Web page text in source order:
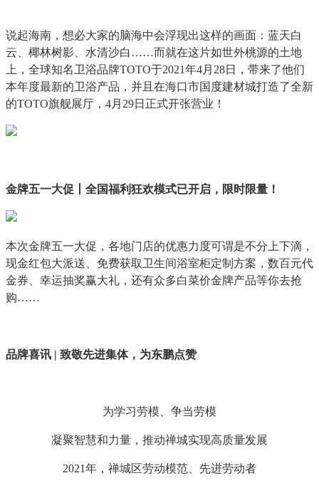
说起海南，想必大家的脑海中会浮现出这样的画面：蓝天白
云、椰林树影、水清沙白……而就在这片如世外桃源的土地
上，全球知名卫浴品牌TOTO于2021年4月28日，带来了他们
本年度最新的卫浴产品，并且在海口市国度建材城打造了全新
的TOTO旗舰展厅，4月29日正式开张营业！
金牌五一大促丨全国福利狂欢模式已开启，限时限量！
本次金牌五一大促，各地门店的优惠力度可谓是不分上下滴，
现金红包大派送、免费获取卫生间浴室柜定制方案，数百元代
金券、幸运抽奖赢大礼，还有众多白菜价金牌产品等你去抢
购……
品牌喜讯 | 致敬先进集体，为东鹏点赞
为学习劳模、争当劳模
凝聚智慧和力量，推动禅城实现高质量发展
2021年，禅城区劳动模范、先进劳动者